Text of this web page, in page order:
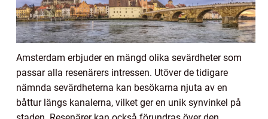
Amsterdam erbjuder en mängd olika sevärdheter som
passar alla resenärers intressen. Utöver de tidigare
nämnda sevärdheterna kan besökarna njuta av en
båttur längs kanalerna, vilket ger en unik synvinkel på